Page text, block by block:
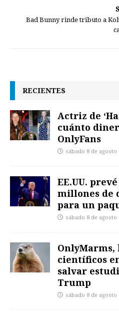
Bad Bunny rinde tributo a
RECIENTES
Actriz de
cuánto
OnlyFans
sábado 8 de agosto
EE.UU.
millones de
para un
sábado 8 de agosto
OnlyMarms,
científicos
salvar
Trump
sábado 8 de agosto